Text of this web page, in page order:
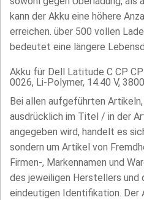
kann der Akku eine höhere
erreichen. über 500 vollen
bedeutet eine längere
Akku für Dell Latitude C CP
0026, Li-Polymer, 14.40 V,
Bei allen aufgeführten
ausdrücklich im Titel / in der
angegeben wird, handelt es
sondern um Artikel von
Firmen-, Markennamen und
des jeweiligen Herstellers und
eindeutigen Identifikation. Der